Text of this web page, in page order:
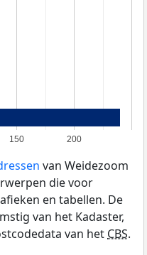
150 200
van Weidezoom
die voor
en tabellen. De
van het Kadaster,
van hetCBS.